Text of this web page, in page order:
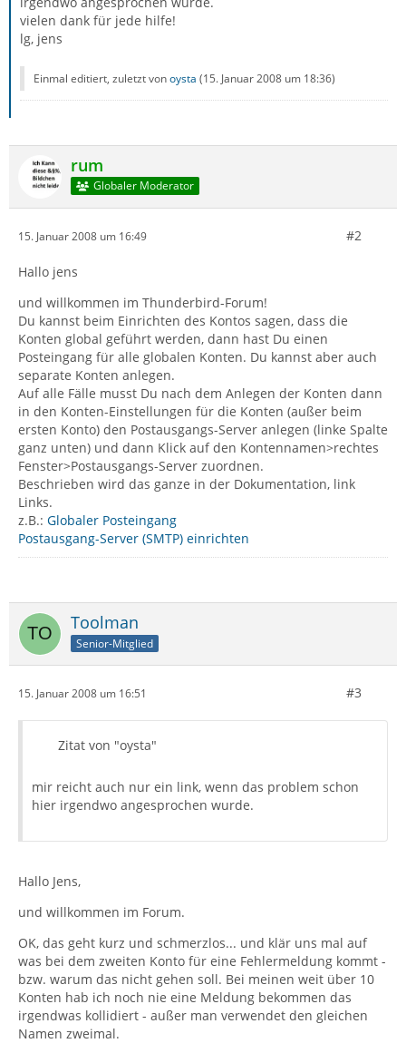
vielen dank für jede hilfe!
lg, jens
Einmal editiert, zuletzt vonoysta (15. Januar 2008 um 18:36)
rum
Globaler Moderator
15. Januar 2008 um 16:49 #2
Hallo jens
und willkommen im Thunderbird-Forum!
Du kannst beim Einrichten des Kontos sagen, dass die
Konten global geführt werden, dann hast Du einen
Posteingang für alle globalen Konten. Du kannst aber auch
separate Konten anlegen.
Auf alle Fälle musst Du nach dem Anlegen der Konten dann
in den Konten-Einstellungen für die Konten (außer beim
ersten Konto) den Postausgangs-Server anlegen (linke Spalte
ganz unten) und dann Klick auf den Kontennamen>rechtes
Fenster>Postausgangs-Server zuordnen.
Beschrieben wird das ganze in der Dokumentation, link
Links.
z.B.: Globaler Posteingang
Postausgang-Server (SMTP) einrichten
Toolman
Senior-Mitglied
15. Januar 2008 um 16:51 #3
Zitat von "oysta"
mir reicht auch nur ein link, wenn das problem schon
hier irgendwo angesprochen wurde.
Hallo Jens,
und willkommen im Forum.
OK, das geht kurz und schmerzlos... und klär uns mal auf
was bei dem zweiten Konto für eine Fehlermeldung kommt -
bzw. warum das nicht gehen soll. Bei meinen weit über 10
Konten hab ich noch nie eine Meldung bekommen das
irgendwas kollidiert - außer man verwendet den gleichen
Namen zweimal.